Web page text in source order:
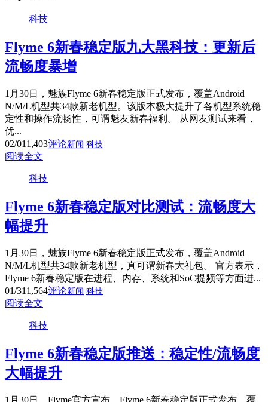
科技
Flyme 6新春稳定版九大黑科技：更新后
流畅度暴增
1月30日，魅族Flyme 6新春稳定版正式发布，覆盖Android
N/M/L机型共34款新老机型。该版本极大提升了各机型系统稳
定性和操作流畅性，可谓魅友新春福利。 从网友测试来看，
优...
02/01 1,403评论新闻 科技
阅读全文
科技
Flyme 6新春稳定版对比测试：流畅度大
幅提升
1月30日，魅族Flyme 6新春稳定版正式发布，覆盖Android
N/M/L机型共34款新老机型，真可谓新春大礼包。 官方表示，
Flyme 6新春稳定版在进程、内存、系统和SoC提频等方面进...
01/31 1,564评论新闻 科技
阅读全文
科技
Flyme 6新春稳定版推送：稳定性/流畅度
大幅提升
1月30日，Flyme官方宣布，Flyme 6新春稳定版正式发布，覆